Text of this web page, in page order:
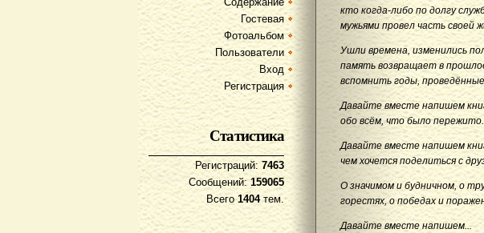
Гостевая
Фотоальбом
Пользователи
Вход
Регистрация
Статистика
Регистраций: 7463
Сообщений:159065
Всего1404тем.
кто когда-либо по долгу
мужьями провел часть
Ушли времена, изменились
память возвращает в
вспомнить годы,
Давайте вместе напишем
обо всём, что было пережито.
Давайте вместе напишем
чем хочется поделиться с
О значимом и будничном, о
горестях, о победах и
Давайте вместе напишем...